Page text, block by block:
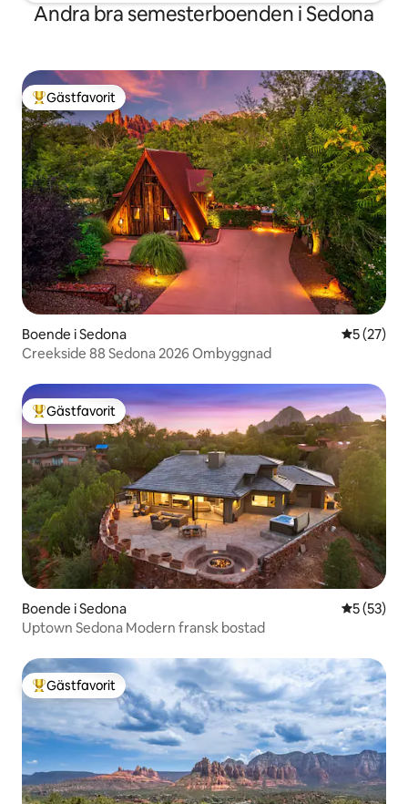
Andra bra semesterboenden i Sedona
Populär gästfavorit
Gästfavorit
Boende i Sedona 5 av 5 i
5 (27)
Creekside 88 Sedona 2026 Ombyggnad
Populär gästfavorit
Gästfavorit
Boende i Sedona 5 av 5 i
5 (53)
Uptown Sedona Modern fransk bostad
Populär gästfavorit
Gästfavorit